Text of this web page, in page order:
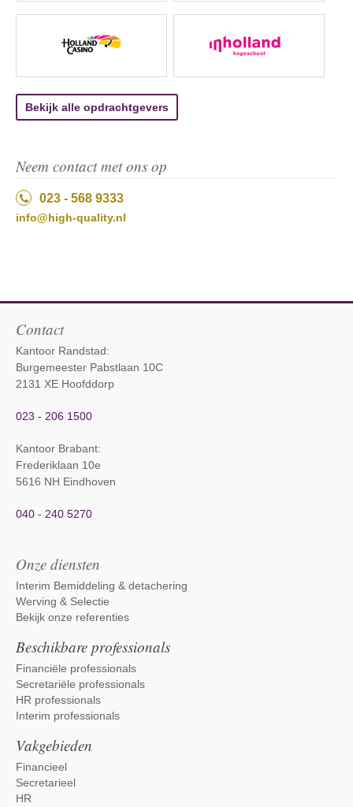
Bekijk alle opdrachtgevers
Neem contact met ons op
023 - 568 9333
info@high-quality.nl
Contact
Kantoor Randstad:
Burgemeester Pabstlaan 10C
2131 XE Hoofddorp
023 - 206 1500
Kantoor Brabant:
Frederiklaan 10e
5616 NH Eindhoven
040 - 240 5270
Onze diensten
Interim Bemiddeling & detachering
Werving & Selectie
Bekijk onze referenties
Beschikbare professionals
Financiële professionals
Secretariële professionals
HR professionals
Interim professionals
Vakgebieden
Financieel
Secretarieel
HR